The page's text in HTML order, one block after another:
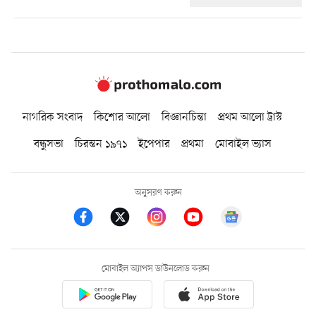
নাগরিক সংবাদ কিশোর আলো বিজ্ঞানচিন্তা
প্রথম আলো ট্রাস্ট
বন্ধুসভা
চিরন্তন ১৯৭১ ইপেপার প্রথমা মোবাইল ভ্যাস
অনুসরণ করুন
মোবাইল অ্যাপস ডাউনলোড করুন